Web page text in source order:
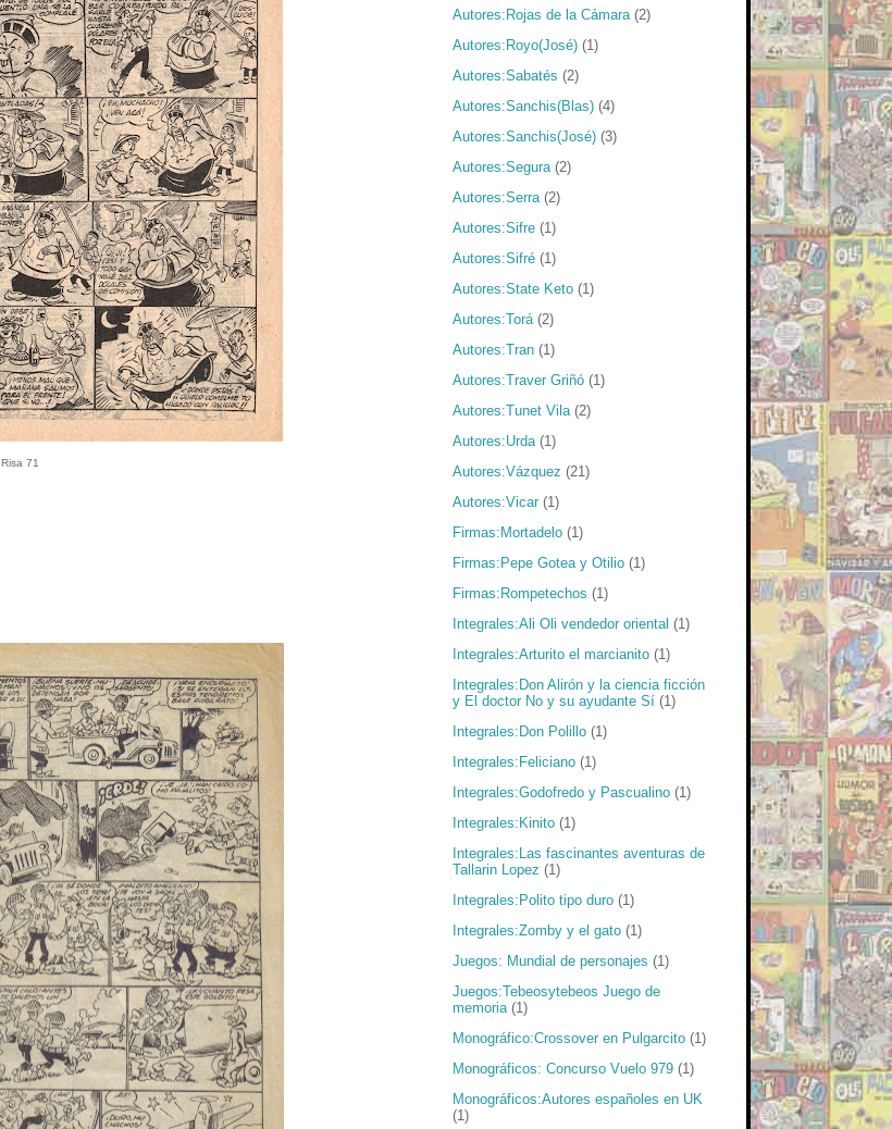
71
Autores:Rojas de la Cámara (2)
Autores:Royo(José) (1)
Autores:Sabatés (2)
Autores:Sanchis(Blas) (4)
Autores:Sanchis(José) (3)
Autores:Segura (2)
Autores:Serra (2)
Autores:Sifre (1)
Autores:Sifré (1)
Autores:State Keto (1)
Autores:Torá (2)
Autores:Tran (1)
Autores:Traver Griñó (1)
Autores:Tunet Vila (2)
Autores:Urda (1)
Autores:Vázquez (21)
Autores:Vicar (1)
Firmas:Mortadelo (1)
Firmas:Pepe Gotea y Otilio (1)
Firmas:Rompetechos (1)
Integrales:Ali Oli vendedor oriental (1)
Integrales:Arturito el marcianito (1)
Integrales:Don Alirón y la ciencia ficción
y El doctor No y su ayudante Sí (1)
Integrales:Don Polillo (1)
Integrales:Feliciano (1)
Integrales:Godofredo y Pascualino (1)
Integrales:Kinito (1)
Integrales:Las fascinantes aventuras de
Tallarin Lopez (1)
Integrales:Polito tipo duro (1)
Integrales:Zomby y el gato (1)
Juegos: Mundial de personajes (1)
Juegos:Tebeosytebeos Juego de
memoria (1)
Monográfico:Crossover en Pulgarcito (1)
Monográficos: Concurso Vuelo 979 (1)
Monográficos:Autores españoles en UK
(1)